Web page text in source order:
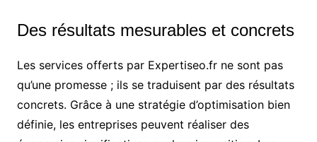
Des résultats mesurables et concrets
Les services offerts par Expertiseo.fr ne sont pas
qu’une promesse ; ils se traduisent par des résultats
concrets. Grâce à une stratégie d’optimisation bien
définie, les entreprises peuvent réaliser des